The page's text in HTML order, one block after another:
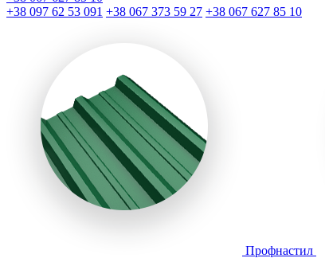
+38 097 62 53 091 +38 067 373 59 27 +38 067 627 85 10
Профнастил